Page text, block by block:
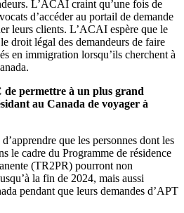
L’ACAI craint qu’une fois de
d’accéder au portail de demande
leurs clients. L’ACAI espère que le
droit légal des demandeurs de faire
en immigration lorsqu’ils cherchent à
permettre à un plus grand
au Canada de voyager à
que les personnes dont les
le cadre du Programme de résidence
(TR2PR) pourront non
la fin de 2024, mais aussi
pendant que leurs demandes d’APT